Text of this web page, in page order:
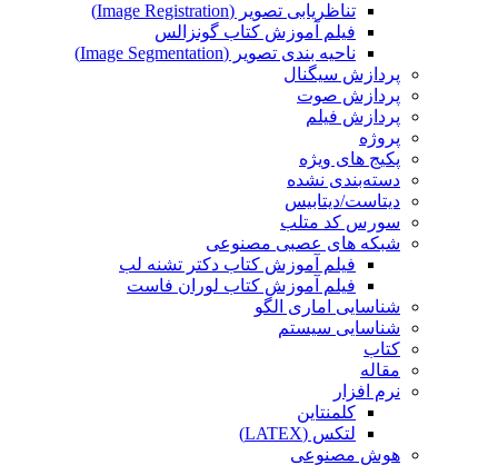
تناظریابی تصویر (Image Registration)
فیلم آموزش کتاب گونزالس
ناحیه بندی تصویر (Image Segmentation)
پردازش سیگنال
پردازش صوت
پردازش فیلم
پروژه
پکیج های ویژه
دسته‌بندی نشده
دیتاست/دیتابیس
سورس کد متلب
شبکه های عصبی مصنوعی
فیلم آموزش کتاب دکتر تشنه لب
فیلم آموزش کتاب لوران فاست
شناسایی اماری الگو
شناسایی سیستم
کتاب
مقاله
نرم افزار
کلمنتاین
لتکس (LATEX)
هوش مصنوعی